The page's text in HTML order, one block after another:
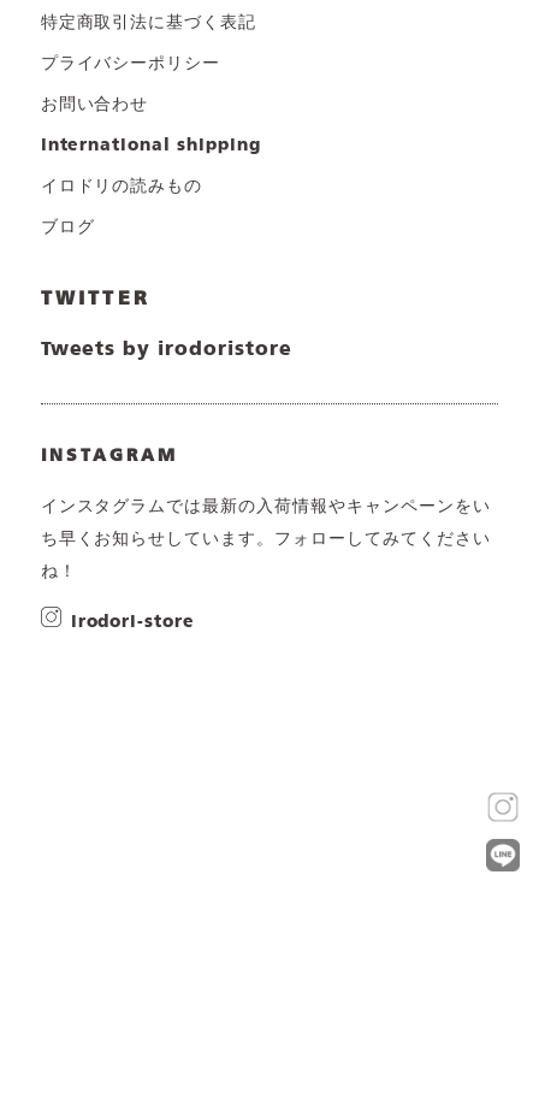
特定商取引法に基づく表記
プライバシーポリシー
お問い合わせ
international shipping
イロドリの読みもの
ブログ
TWITTER
Tweets by irodoristore
INSTAGRAM
インスタグラムでは最新の入荷情報やキャンペーンをい
ち早くお知らせしています。フォローしてみてください
ね！
irodori-store